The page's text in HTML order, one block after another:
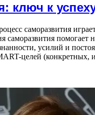
ключ к
саморазвития
помогает
усилий и
целей